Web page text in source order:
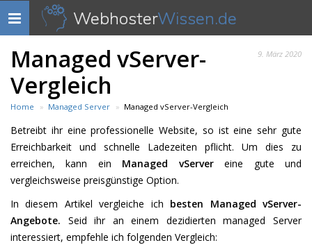
Navigation
anzeigen
WebhosterWissen.de
9. März 2020
Managed vServer-
Vergleich
Home Managed Server Managed vServer-Vergleich
Betreibt ihr eine professionelle Website, so ist eine sehr gute
Erreichbarkeit und schnelle Ladezeiten pflicht. Um dies zu
erreichen, kann ein Managed vServereine gute und
vergleichsweise preisgünstige Option.
In diesem Artikel vergleiche ich besten Managed vServer-
Angebote. Seid ihr an einem dezidierten managed Server
interessiert, empfehle ich folgenden Vergleich: